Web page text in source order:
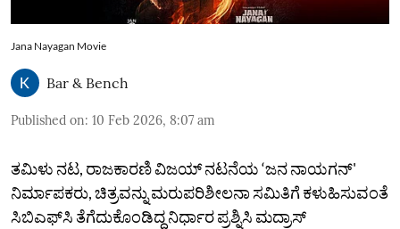
Jana Nayagan Movie
Bar & Bench
Published on: 10 Feb 2026, 8:07 am
ತಮಿಳು ನಟ, ರಾಜಕಾರಣಿ ವಿಜಯ್ ನಟನೆಯ ‘ಜನ ನಾಯಗನ್'
ನಿರ್ಮಾಪಕರು, ಚಿತ್ರವನ್ನು ಮರುಪರಿಶೀಲನಾ ಸಮಿತಿಗೆ ಕಳುಹಿಸುವಂತೆ
ಸಿಬಿಎಫ್‌ಸಿ ತೆಗೆದುಕೊಂಡಿದ್ದ ನಿರ್ಧಾರ ಪ್ರಶ್ನಿಸಿ ಮದ್ರಾಸ್